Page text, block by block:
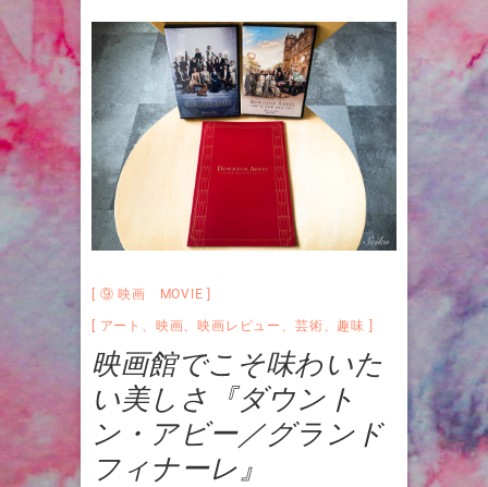
⑨ 映画 MOVIE
アート 映画 、映画レビュー 芸術 趣味
映画館でこそ味わいた
い美しさ『ダウント
ン・アビー／グランド
フィナーレ』